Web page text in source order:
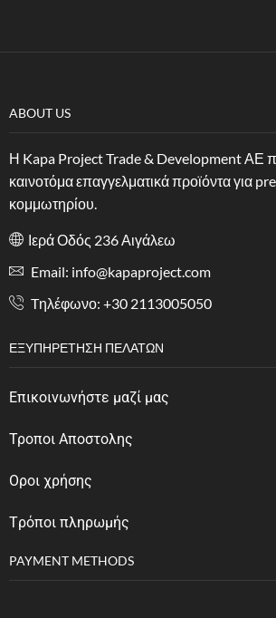
ABOUT US
Η Kapa Project Trade & Development ΑΕ
καινοτόμα επαγγελματικά προϊόντα για
κομμωτηρίου.
Ιερά Οδός 236 Αιγάλεω
Email: info@kapaproject.com
Tηλέφωνο: +30 2113005050
ΕΞΥΠΗΡΈΤΗΣΗ ΠΕΛΑΤΏΝ
Επικοινωνήστε μαζί μας
Τροποι Αποστολης
Οροι χρήσης
Tρόποι πληρωμής
PAYMENT METHODS